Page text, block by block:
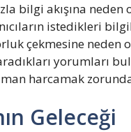
bilgi akışına neden
istedikleri
çekmesine neden
yorumları
harcamak
Geleceği